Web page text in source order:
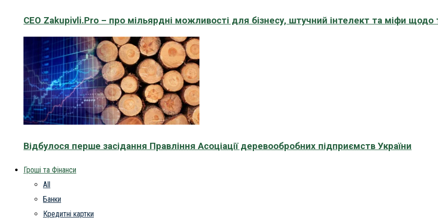
CEO Zakupivli.Pro – про мільярдні можливості для бізнесу, штучний інтелект та міфи щодо
Відбулося перше засідання Правління Асоціації деревообробних підприємств України
Гроші та Фінанси
All
Банки
Кредитні картки